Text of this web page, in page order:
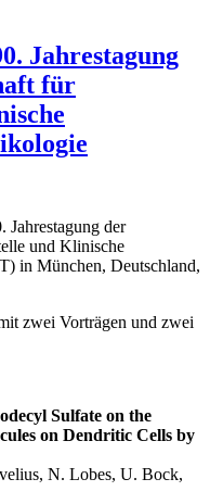
Jahrestagung
für
Jahrestagung der
und Klinische
in München, Deutschland,
zwei Vorträgen und zwei
Sulfate on the
on Dendritic Cells by
N. Lobes, U. Bock,